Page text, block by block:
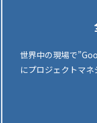
世界中の現場で
にプロジェクトマネ